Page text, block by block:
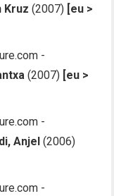
Kruz (2007) [eu >
-
(2007) [eu >
-
Anjel (2006)
-